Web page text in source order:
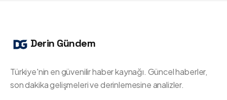
Derin Gündem
Türkiye'nin en güvenilir haber kaynağı. Güncel haberler,
son dakika gelişmeleri ve derinlemesine analizler.